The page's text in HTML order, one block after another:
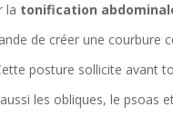
la tonification
de créer une
posture sollicite avant
les obliques, le psoas